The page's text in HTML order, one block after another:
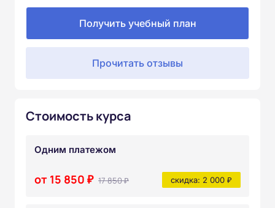
Получить учебный план
Прочитать отзывы
Стоимость курса
Одним платежом
от 15 850 ₽ 17 850 ₽ скидка: 2 000 ₽